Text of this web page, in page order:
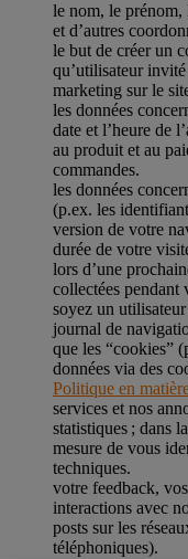
le nom, le prénom,
et d’autres
le but de créer un
qu’utilisateur
marketing sur le
les données
date et l’heure de
au produit et au
commandes.
les données
(p.ex. les
version de votre
durée de votre
lors d’une
collectées pendant
soyez un
journal de
que les “cookies”
données via des
Politique en
services et nos
statistiques ; dans
mesure de vous
techniques.
votre feedback,
interactions avec
posts sur les
téléphoniques).